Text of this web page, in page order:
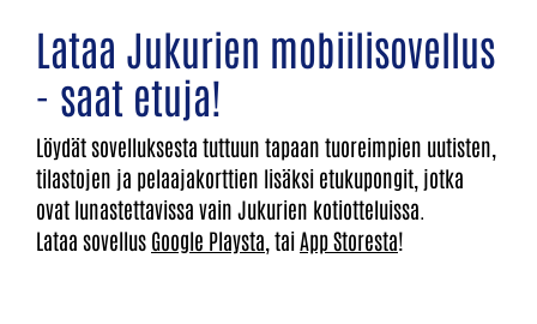
Lataa Jukurien mobiilisovellus
- saat etuja!
Löydät sovelluksesta tuttuun tapaan tuoreimpien uutisten,
tilastojen ja pelaajakorttien lisäksi etukupongit, jotka
ovat lunastettavissa vain Jukurien kotiotteluissa.
Lataa sovellus Google Playsta , taiApp Storesta!